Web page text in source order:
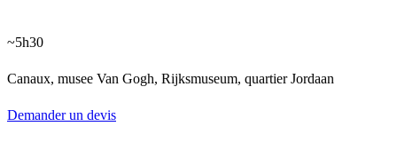
~5h30
Canaux, musee Van Gogh, Rijksmuseum, quartier Jordaan
Demander un devis